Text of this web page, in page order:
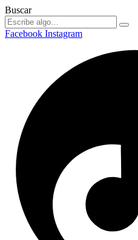
Buscar
Facebook Instagram